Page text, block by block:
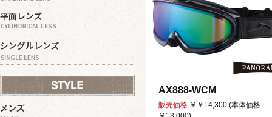
AX888-WCM
販売価格 ￥￥14,300 (本体価格